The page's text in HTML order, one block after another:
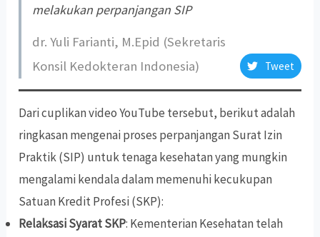
melakukan perpanjangan SIP
dr. Yuli Farianti, M.Epid (Sekretaris
Konsil Kedokteran Indonesia)
Tweet
Dari cuplikan video YouTube tersebut, berikut adalah
ringkasan mengenai proses perpanjangan Surat Izin
Praktik (SIP) untuk tenaga kesehatan yang mungkin
mengalami kendala dalam memenuhi kecukupan
Satuan Kredit Profesi (SKP):
Relaksasi Syarat SKP: Kementerian Kesehatan telah